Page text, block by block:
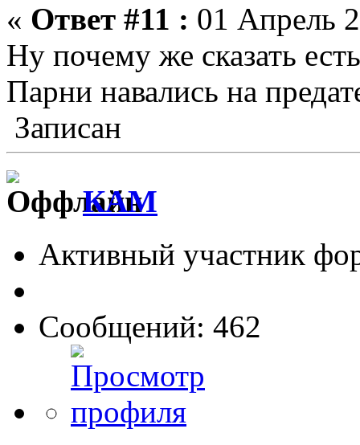
« Ответ #11 : 01 Апрель
Ну почему же сказать
Парни навались на
Записан
КАМ
Активный участник
Сообщений: 462